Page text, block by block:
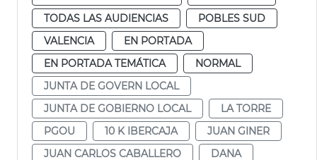
TODAS LAS AUDIENCIAS
POBLES SUD
VALENCIA
EN PORTADA
EN PORTADA TEMÁTICA
NORMAL
JUNTA DE GOVERN LOCAL
JUNTA DE GOBIERNO LOCAL
LA TORRE
PGOU
10 K IBERCAJA
JUAN GINER
JUAN CARLOS CABALLERO
DANA